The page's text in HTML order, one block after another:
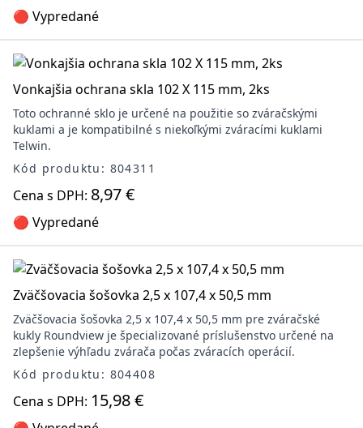
🔴 Vypredané
Vonkajšia ochrana skla 102 X 115 mm, 2ks
Toto ochranné sklo je určené na použitie so zváračskými
kuklami a je kompatibilné s niekoľkými zváracími kuklami
Telwin.
Kód produktu: 804311
Cena s DPH: 8,97 €
🔴 Vypredané
Zväčšovacia šošovka 2,5 x 107,4 x 50,5 mm
Zväčšovacia šošovka 2,5 x 107,4 x 50,5 mm pre zváračské
kukly Roundview je špecializované príslušenstvo určené na
zlepšenie výhľadu zvárača počas zváracích operácií.
Kód produktu: 804408
Cena s DPH: 15,98 €